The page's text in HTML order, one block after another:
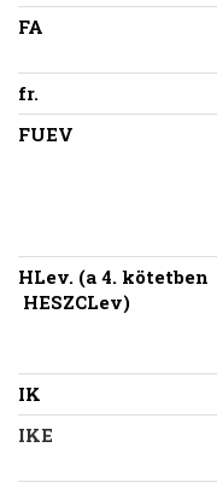
FA
fr.
FUEV
HLev. (a 4. kötetben
HESZCLev)
IK
IKE